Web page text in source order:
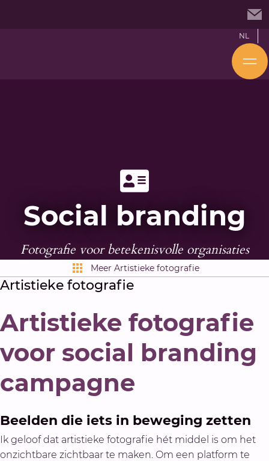
NL
Social branding
Fotografie voor betekenisvolle organisaties
Meer Artistieke fotografie
Artistieke fotografie
Artistieke fotografie
voor social branding
campagne
Beelden die iets in beweging zetten
Ik geloof dat artistieke fotografie hét middel is om het
onzichtbare zichtbaar te maken. Om een platform te